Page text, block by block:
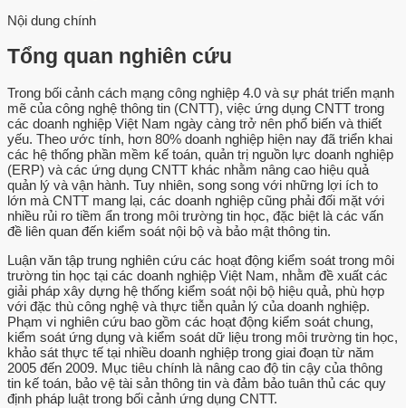
Nội dung chính
Tổng quan nghiên cứu
Trong bối cảnh cách mạng công nghiệp 4.0 và sự phát triển mạnh
mẽ của công nghệ thông tin (CNTT), việc ứng dụng CNTT trong
các doanh nghiệp Việt Nam ngày càng trở nên phổ biến và thiết
yếu. Theo ước tính, hơn 80% doanh nghiệp hiện nay đã triển khai
các hệ thống phần mềm kế toán, quản trị nguồn lực doanh nghiệp
(ERP) và các ứng dụng CNTT khác nhằm nâng cao hiệu quả
quản lý và vận hành. Tuy nhiên, song song với những lợi ích to
lớn mà CNTT mang lại, các doanh nghiệp cũng phải đối mặt với
nhiều rủi ro tiềm ẩn trong môi trường tin học, đặc biệt là các vấn
đề liên quan đến kiểm soát nội bộ và bảo mật thông tin.
Luận văn tập trung nghiên cứu các hoạt động kiểm soát trong môi
trường tin học tại các doanh nghiệp Việt Nam, nhằm đề xuất các
giải pháp xây dựng hệ thống kiểm soát nội bộ hiệu quả, phù hợp
với đặc thù công nghệ và thực tiễn quản lý của doanh nghiệp.
Phạm vi nghiên cứu bao gồm các hoạt động kiểm soát chung,
kiểm soát ứng dụng và kiểm soát dữ liệu trong môi trường tin học,
khảo sát thực tế tại nhiều doanh nghiệp trong giai đoạn từ năm
2005 đến 2009. Mục tiêu chính là nâng cao độ tin cậy của thông
tin kế toán, bảo vệ tài sản thông tin và đảm bảo tuân thủ các quy
định pháp luật trong bối cảnh ứng dụng CNTT.